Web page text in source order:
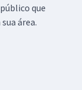
que
área.